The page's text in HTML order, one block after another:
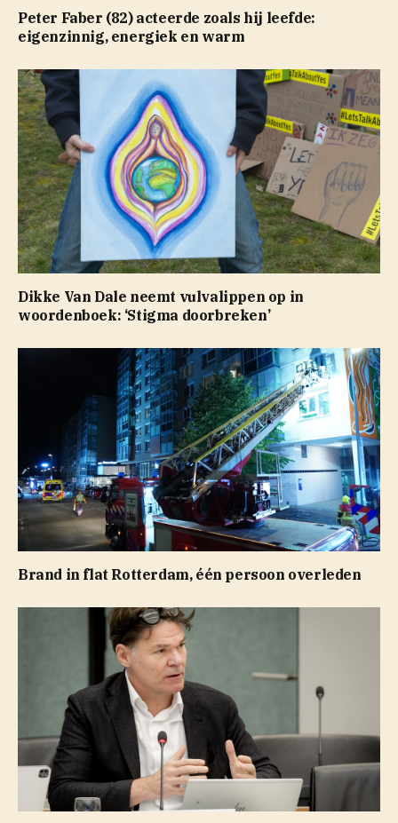
Peter Faber (82) acteerde zoals hij leefde:
eigenzinnig, energiek en warm
Dikke Van Dale neemt vulvalippen op in
woordenboek: ‘Stigma doorbreken’
Brand in flat Rotterdam, één persoon overleden